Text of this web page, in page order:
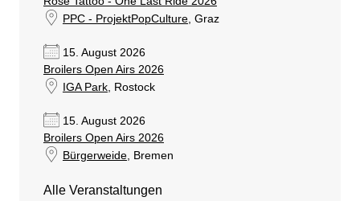
PPC - ProjektPopCulture, Graz
15. August 2026
Broilers Open Airs 2026
IGA Park, Rostock
15. August 2026
Broilers Open Airs 2026
Bürgerweide, Bremen
Alle Veranstaltungen